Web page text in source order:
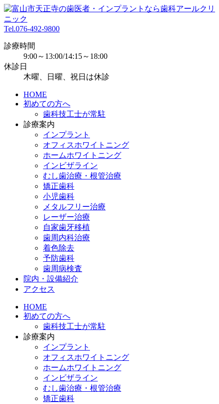
Tel.076-492-9800
診療時間
9:00～13:00/14:15～18:00
休診日
木曜、日曜、祝日は休診
HOME
初めての方へ
歯科技工士が常駐
診療案内
インプラント
オフィスホワイトニング
ホームホワイトニング
インビザライン
むし歯治療・根管治療
矯正歯科
小児歯科
メタルフリー治療
レーザー治療
自家歯牙移植
歯周内科治療
着色除去
予防歯科
歯周病検査
院内・設備紹介
アクセス
HOME
初めての方へ
歯科技工士が常駐
診療案内
インプラント
オフィスホワイトニング
ホームホワイトニング
インビザライン
むし歯治療・根管治療
矯正歯科